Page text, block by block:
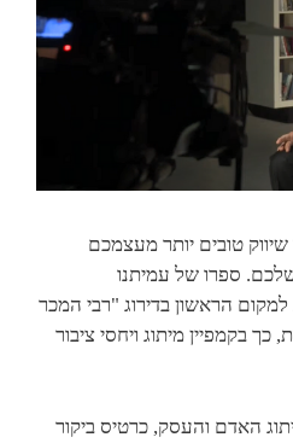
טובים יותר מעצמכם
ספרו של עמיתנו
הראשון בדירוג "רבי המכר
בקמפיין מיתוג ויחסי ציבור
האדם והעסק, כרטיס ביקור